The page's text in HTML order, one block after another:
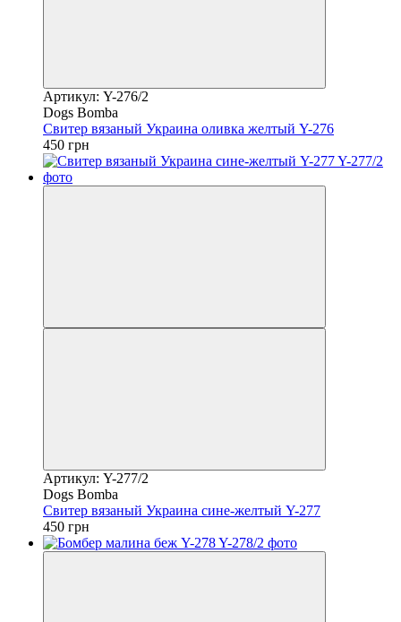
Артикул: Y-276/2
Dogs Bomba
Свитер вязаный Украина оливка желтый Y-276
450 грн
Артикул: Y-277/2
Dogs Bomba
Свитер вязаный Украина сине-желтый Y-277
450 грн